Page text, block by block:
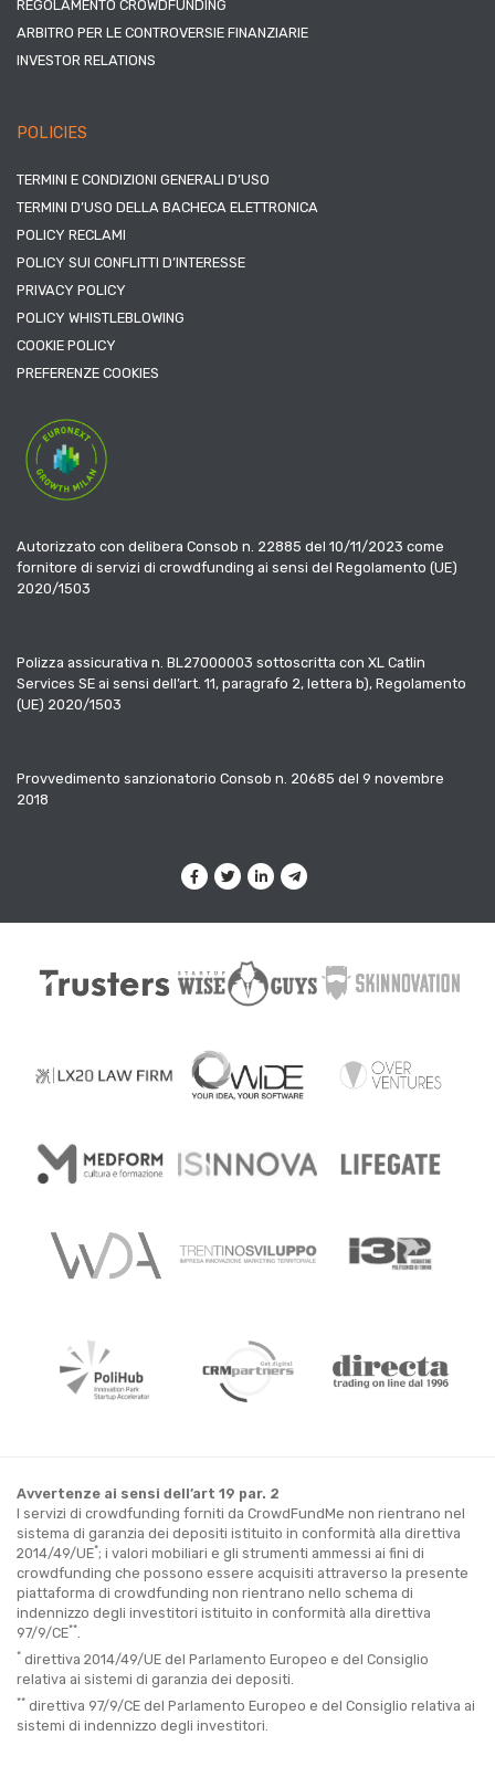
REGOLAMENTO CROWDFUNDING
ARBITRO PER LE CONTROVERSIE FINANZIARIE
INVESTOR RELATIONS
POLICIES
TERMINI E CONDIZIONI GENERALI D’USO
TERMINI D’USO DELLA BACHECA ELETTRONICA
POLICY RECLAMI
POLICY SUI CONFLITTI D’INTERESSE
PRIVACY POLICY
POLICY WHISTLEBLOWING
COOKIE POLICY
PREFERENZE COOKIES
Autorizzato con delibera Consob n. 22885 del 10/11/2023 come
fornitore di servizi di crowdfunding ai sensi del Regolamento (UE)
2020/1503
Polizza assicurativa n. BL27000003 sottoscritta con XL Catlin
Services SE ai sensi dell’art. 11, paragrafo 2, lettera b), Regolamento
(UE) 2020/1503
Provvedimento sanzionatorio Consob n. 20685 del 9 novembre
2018
Avvertenze ai sensi dell’art 19 par. 2
I servizi di crowdfunding forniti da CrowdFundMe non rientrano nel
sistema di garanzia dei depositi istituito in conformità alla direttiva
2014/49/UE*; i valori mobiliari e gli strumenti ammessi ai fini di
crowdfunding che possono essere acquisiti attraverso la presente
piattaforma di crowdfunding non rientrano nello schema di
indennizzo degli investitori istituito in conformità alla direttiva
97/9/CE**
* direttiva 2014/49/UE del Parlamento Europeo e del Consiglio
relativa ai sistemi di garanzia dei depositi.
** direttiva 97/9/CE del Parlamento Europeo e del Consiglio relativa ai
sistemi di indennizzo degli investitori.